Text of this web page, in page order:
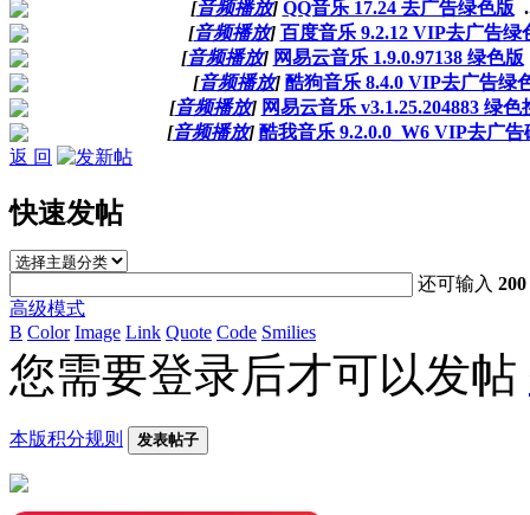
[音频播放] QQ音乐 17.24 去广告绿色版
[音频播放] 百度音乐 9.2.12 VIP去广告绿
[音频播放] 网易云音乐 1.9.0.97138 绿色版
[音频播放] 酷狗音乐 8.4.0 VIP去广告绿
[音频播放] 网易云音乐 v3.1.25.204883 绿色
[音频播放] 酷我音乐 9.2.0.0_W6 VIP去广告
返 回
快速发帖
还可输入200
高级模式
B Color Image Link Quote Code Smilies
您需要登录后才可以发帖
本版积分规则 发表帖子